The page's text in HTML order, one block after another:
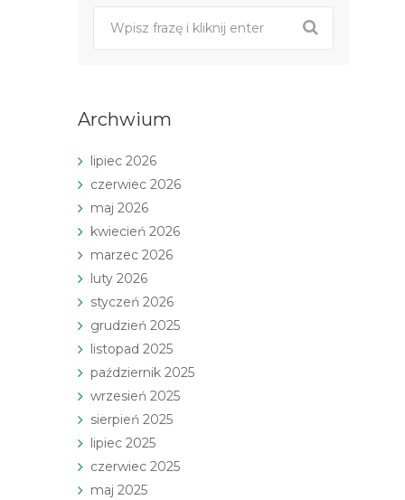
Archwium
lipiec 2026
czerwiec 2026
maj 2026
kwiecień 2026
marzec 2026
luty 2026
styczeń 2026
grudzień 2025
listopad 2025
październik 2025
wrzesień 2025
sierpień 2025
lipiec 2025
czerwiec 2025
maj 2025